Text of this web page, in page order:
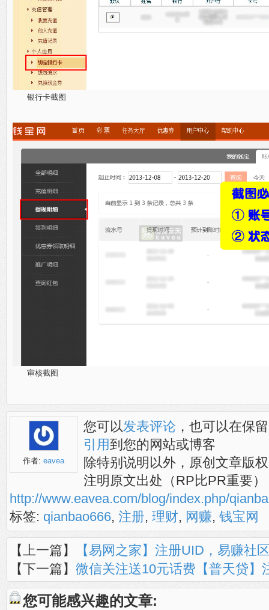
银行卡截图
审核截图
作者: eavea
您可以发表评论 ，也可以在保留
引用到您的网站或博客
除特别说明以外，原创文章版
注明原文出处（RP比PR重要）
http://www.eavea.com/blog/index.php/
标签: qianbao666, 注册, 理财, 网赚, 钱宝网
【上一篇】
【易网之家】注册UID，易赚社
【下一篇】 微信关注送10元话费【普天贷】
您可能感兴趣的文章: